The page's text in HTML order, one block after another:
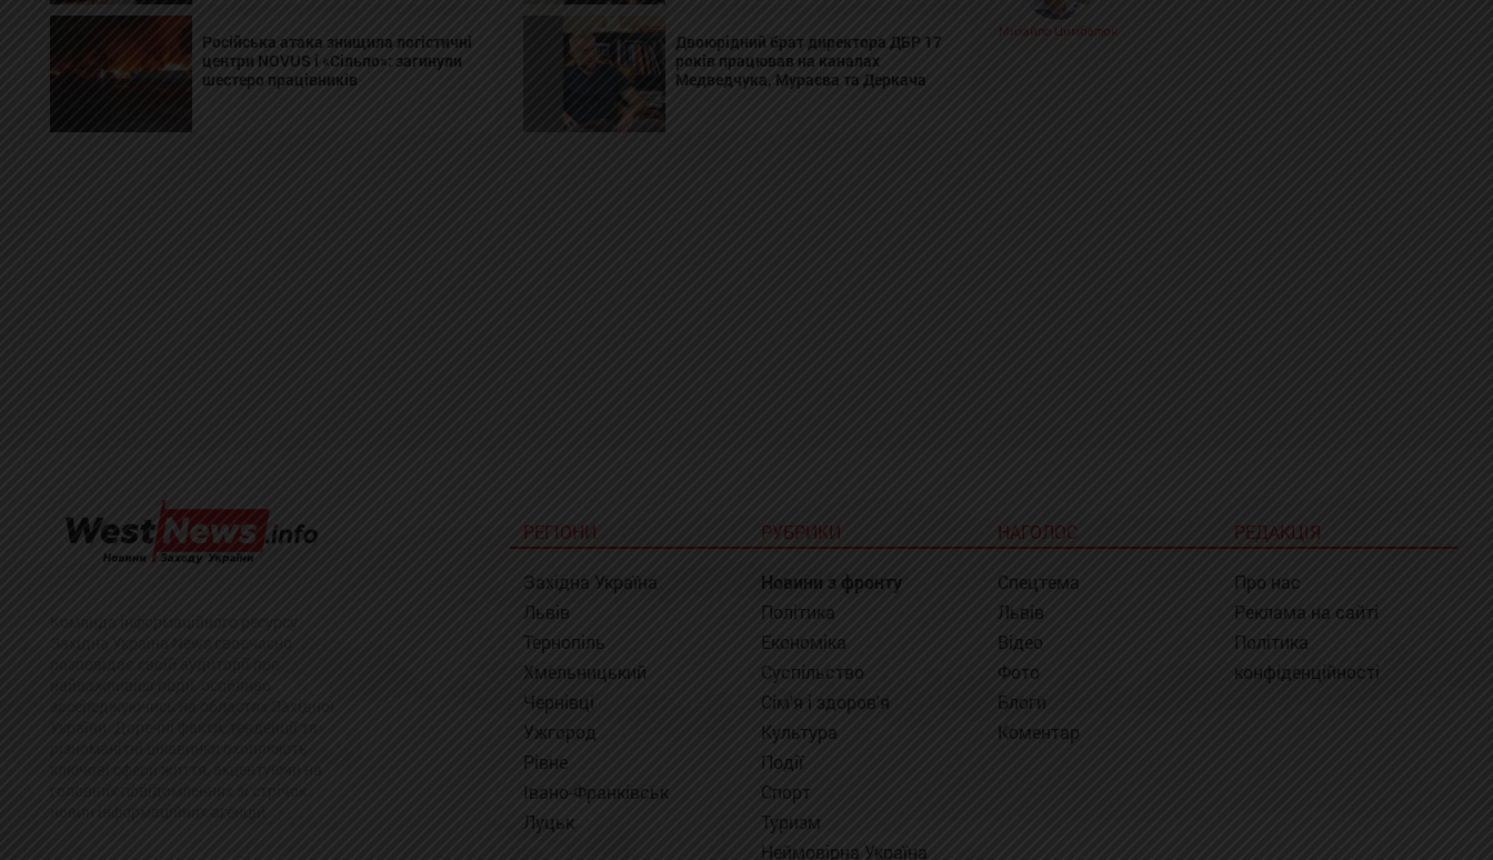
Російська атака знищила логістичні
центри NOVUS і «Сільпо»: загинули
шестеро працівників
Двоюрідний брат директора ДБР 17
років працював на каналах
Медведчука, Мураєва та Деркача
Михайло Цимбалюк
РЕГІОНИ
Західна Україна
Львів
Тернопіль
Хмельницький
Чернівці
Ужгород
Рівне
Івано-Франківськ
Луцьк
РУБРИКИ
Новини з фронту
Політика
Економіка
Суспільство
Сім'я і здоров'я
Культура
Події
Спорт
Туризм
Неймовірна Україна
НАГОЛОС
Спецтема
Львів
Відео
Фото
Блоги
Коментар
РЕДАКЦІЯ
Про нас
Реклама на сайті
Політика
конфіденційності